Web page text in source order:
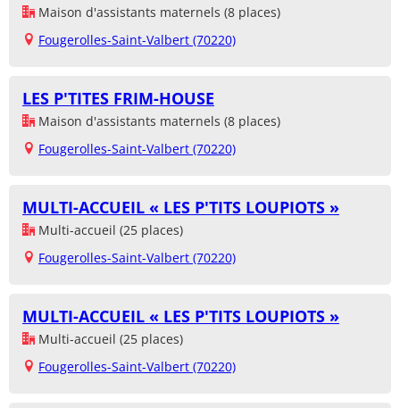
Maison d'assistants maternels (8 places)
Fougerolles-Saint-Valbert (70220)
LES P'TITES FRIM-HOUSE
Maison d'assistants maternels (8 places)
Fougerolles-Saint-Valbert (70220)
MULTI-ACCUEIL « LES P'TITS LOUPIOTS »
Multi-accueil (25 places)
Fougerolles-Saint-Valbert (70220)
MULTI-ACCUEIL « LES P'TITS LOUPIOTS »
Multi-accueil (25 places)
Fougerolles-Saint-Valbert (70220)